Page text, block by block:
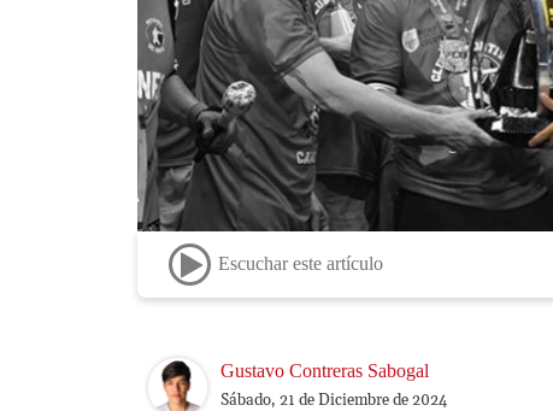
Escuchar este artículo
Image Gustavo Contreras Sabogal
Sábado, 21 de Diciembre de 2024